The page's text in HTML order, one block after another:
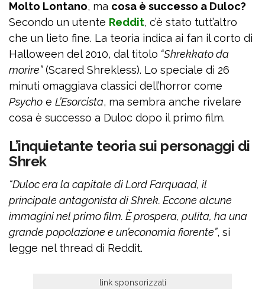
Molto Lontano, ma cosa è successo a Duloc?
Secondo un utente Reddit, c’è stato tutt’altro
che un lieto fine. La teoria indica ai fan il corto di
Halloween del 2010, dal titolo “Shrekkato da
morire”(Scared Shrekless). Lo speciale di 26
minuti omaggiava classici dell’horror come
Psycho e L’Esorcista, ma sembra anche rivelare
cosa è successo a Duloc dopo il primo film.
L’inquietante teoria sui personaggi di
Shrek
“Duloc era la capitale di Lord Farquaad, il
principale antagonista di Shrek. Eccone alcune
immagini nel primo film. È prospera, pulita, ha una
grande popolazione e un’economia fiorente”, si
legge nel thread di Reddit.